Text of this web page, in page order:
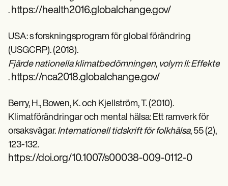
. https://health2016.globalchange.gov/
USA: s forskningsprogram för global förändring
(USGCRP). (2018).
Fjärde nationella klimatbedömningen, volym II: Effekter,
. https://nca2018.globalchange.gov/
Berry, H., Bowen, K. och Kjellström, T. (2010).
Klimatförändringar och mental hälsa: Ett ramverk för
orsaksvägar. Internationell tidskrift för folkhälsa, 55 (2),
123-132.
https://doi.org/10.1007/s00038-009-0112-0